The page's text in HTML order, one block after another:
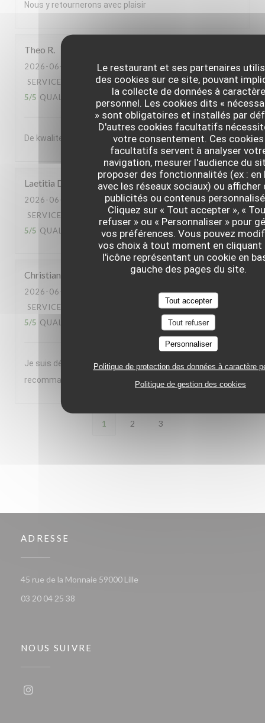
Le restaurant et ses partenaires
des cookies sur ce site, pouvant
la collecte de données à caractère
personnel. Les cookies dits «
» sont obligatoires et installés par
D'autres cookies facultatifs
votre consentement. Ces cookies
facultatifs servent à analyser
navigation, mesurer l'audience du
proposer des fonctionnalités (ex : en
avec les réseaux sociaux) ou afficher
publicités ou contenus
Cliquez sur « Tout accepter », «
refuser » ou « Personnaliser » pour
vos préférences. Vous pouvez
vos choix à tout moment en cliquant
l'icône représentant un cookie en
gauche des pages du site.
Tout accepter
Tout refuser
Personnaliser
Politique de protection des données à caractère
Politique de gestion des cookies
Nous y retournerons avec plaisir
Theo R
2026-06-30
- 20:00 - COUVERTS 2
SERVICE
AMBIANCE: 5/5 CUISINE:
5/5 QUALITÉ / PRIX 5/5
De kwaliteit van het souper was enorm
Laetitia D
2026-06-30
- 13:00 - COUVERTS 2
SERVICE
AMBIANCE: 5 /5 CUISINE:
5/5 QUALITÉ / PRIX: 5/5
Christian
2026-06-23
- 20:00 - COUVERTS 2
SERVICE
CUISINE:
5/5 QUALITÉ / PRIX
Je suis déjà venu 5 à 6 fois et je reviendrais. Je le
recommande à des amis
1 2 3
ADRESSE
45 rue de la Monnaie 59000 Lille
03 20 04 25 38
NOUS SUIVRE